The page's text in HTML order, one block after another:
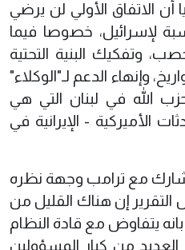
أن الاتفاق الأولي لن يرضي
لإسرائيل، خصوصا فيما
وتفكيك البنية التحتية
وإنهاء الدعم لـ"الوكلاء"
الله في لبنان التي هي
الأميركية - الإيرانية في
مع ترامب وجهة نظره
إن هناك القليل من
يتفاوض مع قادة النظام
العديد من كبار المسؤولين